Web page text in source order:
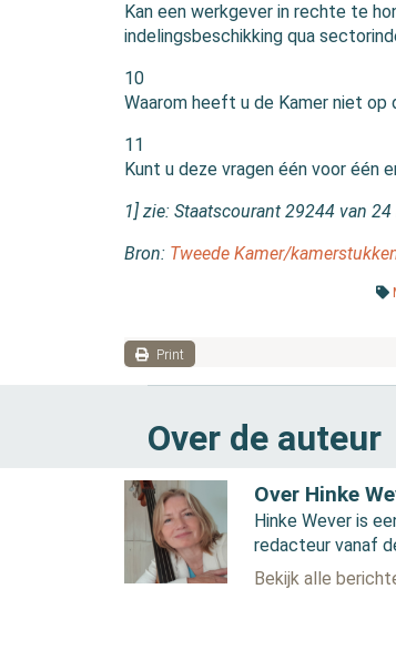
Kan een werkgever in rechte te
indelingsbeschikking qua
10
Waarom heeft u de Kamer niet op
11
Kunt u deze vragen één voor één
1] zie: Staatscourant 29244 van
Bron: Tweede Kamer/
Print
Over de auteur
Over Hinke
Hinke Wever is
redacteur vanaf
Bekijk alle